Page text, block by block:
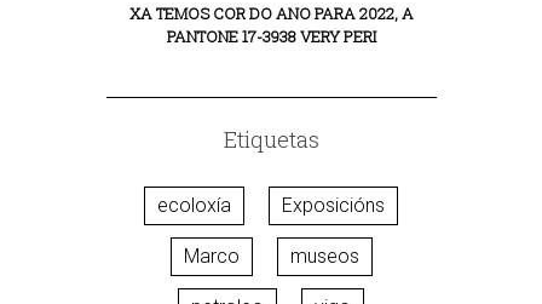
XA TEMOS COR DO ANO PARA 2022, A
PANTONE 17-3938 VERY PERI
Etiquetas
ecoloxía Exposicións
Marco museos